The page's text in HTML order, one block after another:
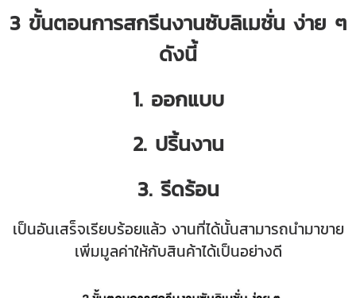
3 ขั้นตอนการสกรีนงานซับลิเมชั่น ง่าย ๆ
ดังนี้
1. ออกแบบ
2. ปริ้นงาน
3. รีดร้อน
เป็นอันเสร็จเรียบร้อยแล้ว งานที่ได้นั้นสามารถนำมาขาย
เพิ่มมูลค่าให้กับสินค้าได้เป็นอย่างดี